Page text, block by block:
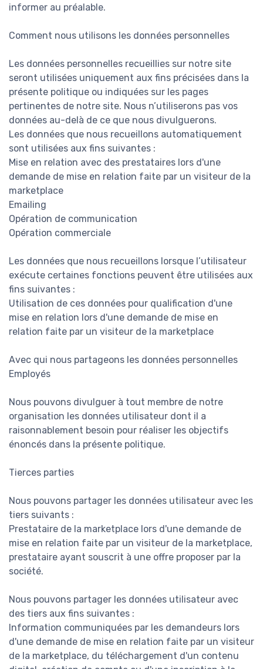
informer au préalable.
Comment nous utilisons les données personnelles
Les données personnelles recueillies sur notre site
seront utilisées uniquement aux fins précisées dans la
présente politique ou indiquées sur les pages
pertinentes de notre site. Nous n’utiliserons pas vos
données au-delà de ce que nous divulguerons.
Les données que nous recueillons automatiquement
sont utilisées aux fins suivantes :
Mise en relation avec des prestataires lors d'une
demande de mise en relation faite par un visiteur de la
marketplace
Emailing
Opération de communication
Opération commerciale
Les données que nous recueillons lorsque l’utilisateur
exécute certaines fonctions peuvent être utilisées aux
fins suivantes :
Utilisation de ces données pour qualification d'une
mise en relation lors d'une demande de mise en
relation faite par un visiteur de la marketplace
Avec qui nous partageons les données personnelles
Employés
Nous pouvons divulguer à tout membre de notre
organisation les données utilisateur dont il a
raisonnablement besoin pour réaliser les objectifs
énoncés dans la présente politique.
Tierces parties
Nous pouvons partager les données utilisateur avec les
tiers suivants :
Prestataire de la marketplace lors d'une demande de
mise en relation faite par un visiteur de la marketplace,
prestataire ayant souscrit à une offre proposer par la
société.
Nous pouvons partager les données utilisateur avec
des tiers aux fins suivantes :
Information communiquées par les demandeurs lors
d'une demande de mise en relation faite par un visiteur
de la marketplace, du téléchargement d'un contenu